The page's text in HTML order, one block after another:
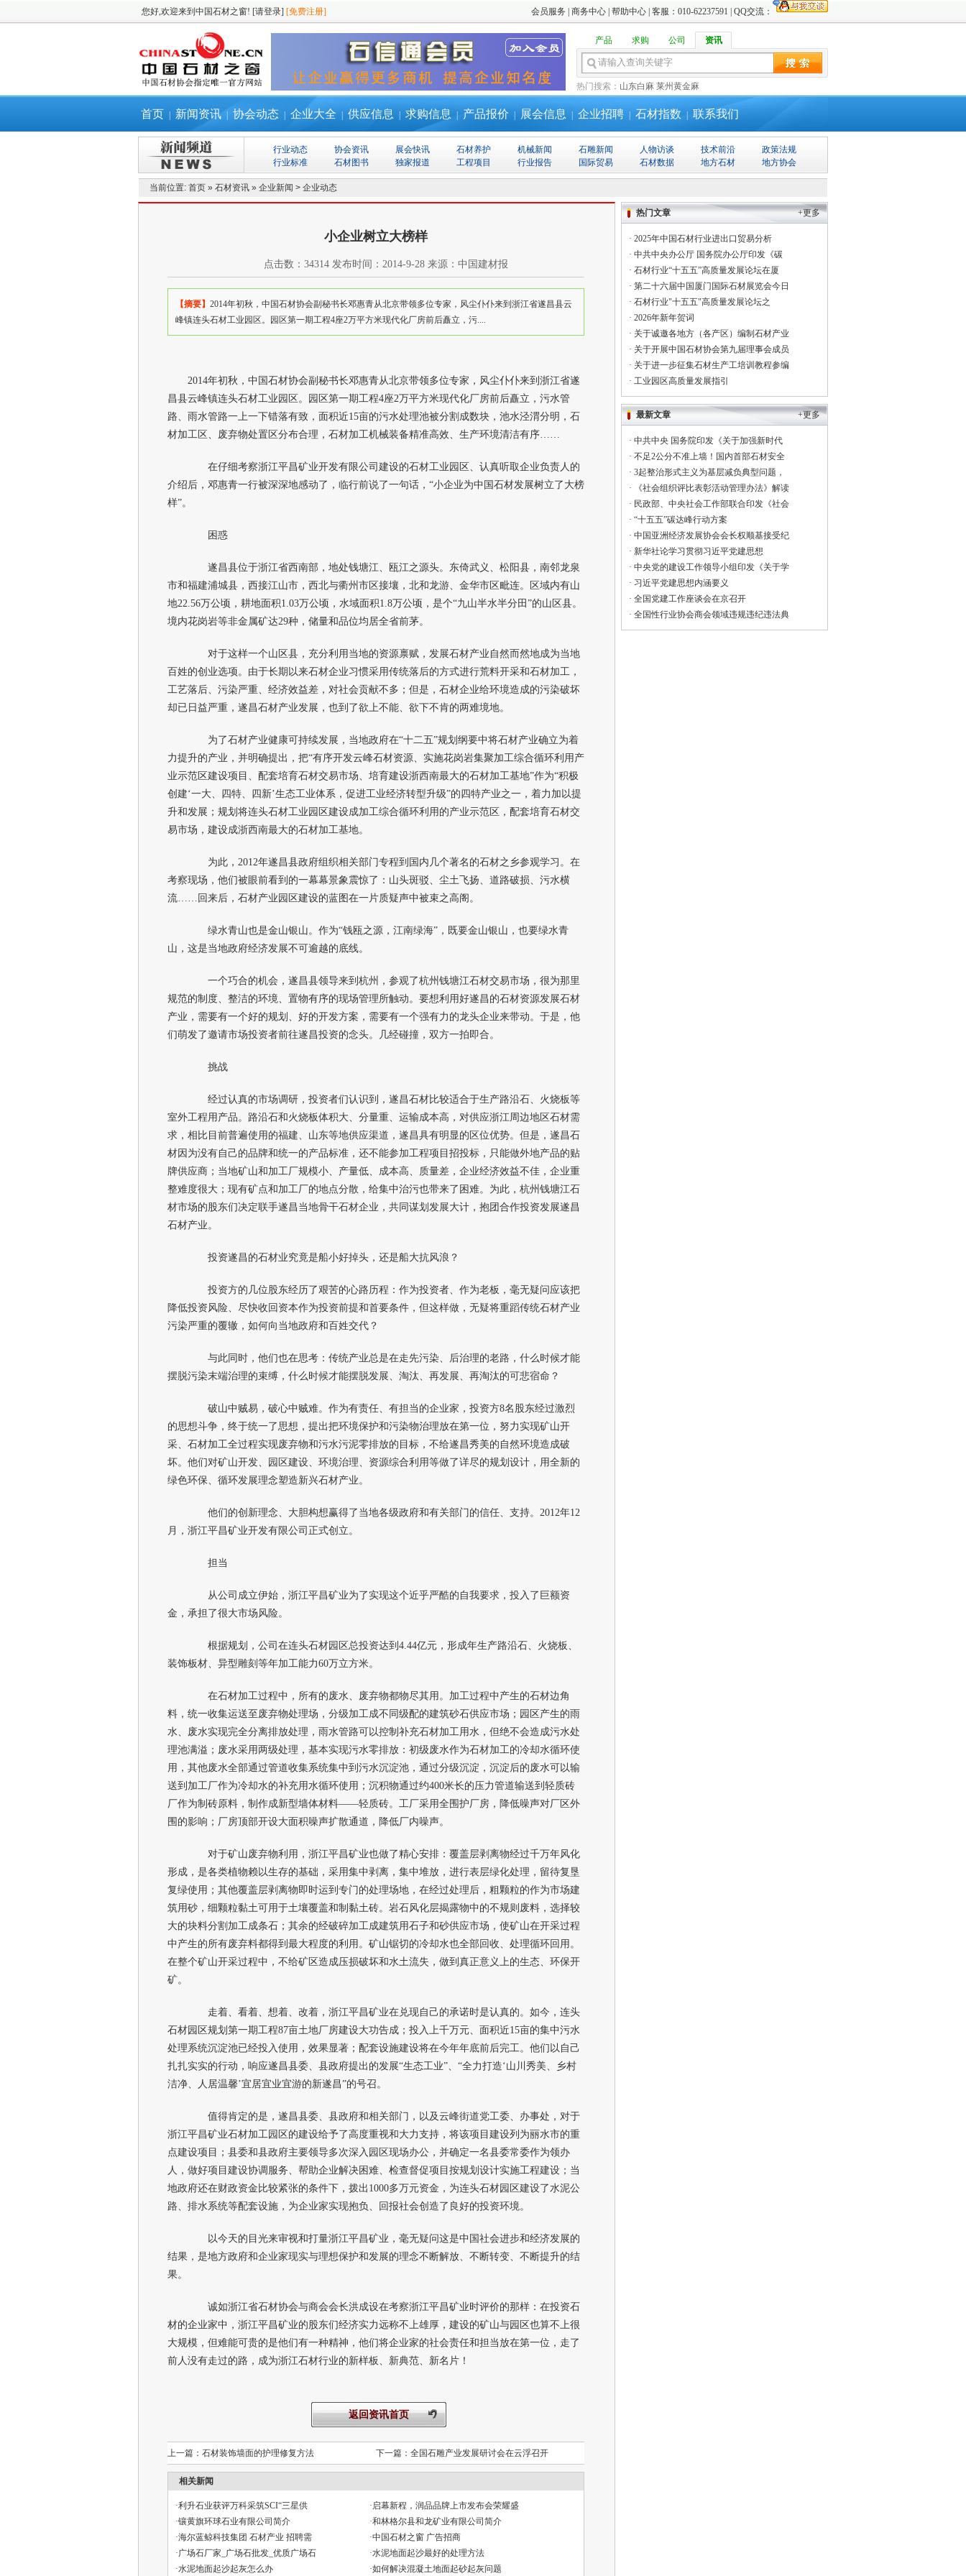
您好,欢迎来到中国石材之窗! [请登录] [免费注册] 会员服务 商务中心 帮助中心 | 客服：010-62237591 | QQ交流：
产品 求购 公司 资讯
热门搜索： 山东白麻 莱州黄金麻
首页 新闻资讯 协会动态 企业大全 供应信息 求购信息 产品报价 展会信息 企业招聘 石材指数 联系我们
行业动态 协会资讯 展会快讯 石材养护 机械新闻 石雕新闻 人物访谈 技术前沿
政策法规
行业标准
石材图书 独家报道 工程项目 行业报告 国际贸易 石材数据 地方石材 地方协会
当前位置: 首页 » 石材资讯 » 企业新闻 > 企业动态
小企业树立大榜样
点击数： 34314 发布时间： 2014-9-28 来源： 中国建材报
【摘要】 2014年初秋，中国石材协会副秘书长邓惠青从北京带领多位专家，风尘仆仆来到浙江省遂昌县云
峰镇连头石材工业园区。园区第一期工程4座2万平方米现代化厂房前后矗立，污....
2014年初秋， 中国石材协会副秘书长邓惠青从北京带领多位专家，风尘仆仆来到浙江省遂
昌县云峰镇连头石材工业园区。园区第一期工程4座2万平方米现代化厂房前后矗立，污水管
路、雨水管路一上一下错落有致，面积近15亩的污水处理池被分割成数块，池水泾渭分明，石
材加工区、废弃物处置区分布合理，石材加工机械装备精准高效、生产环境清洁有序……
在仔细考察浙江平昌矿业开发有限公司建设的石材工业园区、认真听取企业负责人的
介绍后，邓惠青一行被深深地感动了，临行前说了一句话，“小企业为中国石材发展树立了大榜
样”。
困惑
遂昌县位于浙江省西南部，地处钱塘江、瓯江之源头。东倚武义、松阳县，南邻龙泉
市和福建浦城县，西接江山市，西北与衢州市区接壤，北和龙游、金华市区毗连。区域内有山
地22.56万公顷，耕地面积1.03万公顷，水域面积1.8万公顷，是个“九山半水半分田”的山区县。
境内花岗岩等非金属矿达29种，储量和品位均居全省前茅。
对于这样一个山区县，充分利用当地的资源禀赋，发展石材产业自然而然地成为当地
百姓的创业选项。由于长期以来石材企业习惯采用传统落后的方式进行荒料开采和石材加工，
工艺落后、污染严重、经济效益差，对社会贡献不多；但是，石材企业给环境造成的污染破坏
却已日益严重，遂昌石材产业发展，也到了欲上不能、欲下不肯的两难境地。
为了石材产业健康可持续发展，当地政府在“十二五”规划纲要中将石材产业确立为着
力提升的产业，并明确提出，把“有序开发云峰石材资源、实施花岗岩集聚加工综合循环利用产
业示范区建设项目、配套培育石材交易市场、培育建设浙西南最大的石材加工基地”作为“积极
创建‘一大、四特、四新’生态工业体系，促进工业经济转型升级”的四特产业之一，着力加以提
升和发展；规划将连头石材工业园区建设成加工综合循环利用的产业示范区，配套培育石材交
易市场，建设成浙西南最大的石材加工基地。
为此，2012年遂昌县政府组织相关部门专程到国内几个著名的石材之乡参观学习。在
考察现场，他们被眼前看到的一幕幕景象震惊了：山头斑驳、尘土飞扬、道路破损、污水横
流……回来后，石材产业园区建设的蓝图在一片质疑声中被束之高阁。
绿水青山也是金山银山。作为“钱瓯之源，江南绿海”，既要金山银山，也要绿水青
山，这是当地政府经济发展不可逾越的底线。
一个巧合的机会，遂昌县领导来到杭州，参观了杭州钱塘江石材交易市场，很为那里
规范的制度、整洁的环境、置物有序的现场管理所触动。要想利用好遂昌的石材资源发展石材
产业，需要有一个好的规划、好的开发方案，需要有一个强有力的龙头企业来带动。于是，他
们萌发了邀请市场投资者前往遂昌投资的念头。几经碰撞，双方一拍即合。
挑战
经过认真的市场调研，投资者们认识到，遂昌石材比较适合于生产路沿石、火烧板等
室外工程用产品。路沿石和火烧板体积大、分量重、运输成本高，对供应浙江周边地区石材需
求，相比目前普遍使用的福建、山东等地供应渠道，遂昌具有明显的区位优势。但是，遂昌石
材因为没有自己的品牌和统一的产品标准，还不能参加工程项目招投标，只能做外地产品的贴
牌供应商；当地矿山和加工厂规模小、产量低、成本高、质量差，企业经济效益不佳，企业重
整难度很大；现有矿点和加工厂的地点分散，给集中治污也带来了困难。为此，杭州钱塘江石
材市场的股东们决定联手遂昌当地骨干石材企业，共同谋划发展大计，抱团合作投资发展遂昌
石材产业。
投资遂昌的石材业究竟是船小好掉头，还是船大抗风浪？
投资方的几位股东经历了艰苦的心路历程：作为投资者、作为老板，毫无疑问应该把
降低投资风险、尽快收回资本作为投资前提和首要条件，但这样做，无疑将重蹈传统石材产业
污染严重的覆辙，如何向当地政府和百姓交代？
与此同时，他们也在思考：传统产业总是在走先污染、后治理的老路，什么时候才能
摆脱污染末端治理的束缚，什么时候才能摆脱发展、淘汰、再发展、再淘汰的可悲宿命？
破山中贼易，破心中贼难。作为有责任、有担当的企业家，投资方8名股东经过激烈
的思想斗争，终于统一了思想，提出把环境保护和污染物治理放在第一位，努力实现矿山开
采、石材加工全过程实现废弃物和污水污泥零排放的目标，不给遂昌秀美的自然环境造成破
坏。他们对矿山开发、园区建设、环境治理、资源综合利用等做了详尽的规划设计，用全新的
绿色环保、循环发展理念塑造新兴石材产业。
他们的创新理念、大胆构想赢得了当地各级政府和有关部门的信任、支持。2012年12
月，浙江平昌矿业开发有限公司正式创立。
担当
从公司成立伊始，浙江平昌矿业为了实现这个近乎严酷的自我要求，投入了巨额资
金，承担了很大市场风险。
根据规划，公司在连头石材园区总投资达到4.44亿元，形成年生产路沿石、火烧板、
装饰板材、异型雕刻等年加工能力60万立方米。
在石材加工过程中，所有的废水、废弃物都物尽其用。加工过程中产生的石材边角
料，统一收集运送至废弃物处理场，分级加工成不同级配的建筑砂石供应市场；园区产生的雨
水、废水实现完全分离排放处理，雨水管路可以控制补充石材加工用水，但绝不会造成污水处
理池满溢；废水采用两级处理，基本实现污水零排放：初级废水作为石材加工的冷却水循环使
用，其他废水全部通过管道收集系统集中到污水沉淀池，通过分级沉淀，沉淀后的废水可以输
送到加工厂作为冷却水的补充用水循环使用；沉积物通过约400米长的压力管道输送到轻质砖
厂作为制砖原料，制作成新型墙体材料——轻质砖。工厂采用全围护厂房，降低噪声对厂区外
围的影响；厂房顶部开设大面积噪声扩散通道，降低厂内噪声。
对于矿山废弃物利用，浙江平昌矿业也做了精心安排：覆盖层剥离物经过千万年风化
形成，是各类植物赖以生存的基础，采用集中剥离，集中堆放，进行表层绿化处理，留待复垦
复绿使用；其他覆盖层剥离物即时运到专门的处理场地，在经过处理后，粗颗粒的作为市场建
筑用砂，细颗粒黏土可用于土壤覆盖和制黏土砖。岩石风化层揭露物中的不规则废料，选择较
大的块料分割加工成条石；其余的经破碎加工成建筑用石子和砂供应市场，使矿山在开采过程
中产生的所有废弃料都得到最大程度的利用。矿山锯切的冷却水也全部回收、处理循环回用。
在整个矿山开采过程中，不给矿区造成压损破坏和水土流失，做到真正意义上的生态、环保开
矿。
走着、看着、想着、改着，浙江平昌矿业在兑现自己的承诺时是认真的。如今，连头
石材园区规划第一期工程87亩土地厂房建设大功告成；投入上千万元、面积近15亩的集中污水
处理系统沉淀池已经投入使用，效果显著；配套设施建设将在今年年底前后完工。他们以自己
扎扎实实的行动，响应遂昌县委、县政府提出的发展“生态工业”、“全力打造‘山川秀美、乡村
洁净、人居温馨’宜居宜业宜游的新遂昌”的号召。
值得肯定的是，遂昌县委、县政府和相关部门，以及云峰街道党工委、办事处，对于
浙江平昌矿业石材加工园区的建设给予了高度重视和大力支持，将该项目建设列为丽水市的重
点建设项目；县委和县政府主要领导多次深入园区现场办公，并确定一名县委常委作为领办
人，做好项目建设协调服务、帮助企业解决困难、检查督促项目按规划设计实施工程建设；当
地政府还在财政资金比较紧张的条件下，拨出1000多万元资金，为连头石材园区建设了水泥公
路、排水系统等配套设施，为企业家实现抱负、回报社会创造了良好的投资环境。
以今天的目光来审视和打量浙江平昌矿业，毫无疑问这是中国社会进步和经济发展的
结果，是地方政府和企业家现实与理想保护和发展的理念不断解放、不断转变、不断提升的结
果。
诚如浙江省石材协会与商会会长洪成设在考察浙江平昌矿业时评价的那样：在投资石
材的企业家中，浙江平昌矿业的股东们经济实力远称不上雄厚，建设的矿山与园区也算不上很
大规模，但难能可贵的是他们有一种精神，他们将企业家的社会责任和担当放在第一位，走了
前人没有走过的路，成为浙江石材行业的新样板、新典范、新名片！
返回资讯首页
上一篇： 石材装饰墙面的护理修复方法 下一篇： 全国石雕产业发展研讨会在云浮召开
相关新闻
·利升石业获评万科采筑SCI“三星供 ·启幕新程，润品品牌上市发布会荣耀盛
·镶黄旗环球石业有限公司简介 ·和林格尔县和龙矿业有限公司简介
·海尔蓝鲸科技集团 石材产业 招聘需 ·中国石材之窗 广告招商
·广场石厂家_广场石批发_优质广场石 ·水泥地面起沙最好的处理方法
·水泥地面起沙起灰怎么办 ·如何解决混凝土地面起砂起灰问题
+更多
热门文章
· 2025年中国石材行业进出口贸易分析
· 中共中央办公厅 国务院办公厅印发《碳
· 石材行业“十五五”高质量发展论坛在厦
· 第二十六届中国厦门国际石材展览会今日
· 石材行业"十五五"高质量发展论坛之
· 2026年新年贺词
· 关于诚邀各地方（各产区）编制石材产业
· 关于开展中国石材协会第九届理事会成员
· 关于进一步征集石材生产工培训教程参编
· 工业园区高质量发展指引
+更多
最新文章
· 中共中央 国务院印发《关于加强新时代
· 不足2公分不准上墙！国内首部石材安全
· 3起整治形式主义为基层减负典型问题，
·
《社会组织评比表彰活动管理办法》解读
· 民政部、中央社会工作部联合印发《社会
· “十五五”碳达峰行动方案
· 中国亚洲经济发展协会会长权顺基接受纪
· 新华社论学习贯彻习近平党建思想
· 中央党的建设工作领导小组印发《关于学
· 习近平党建思想内涵要义
· 全国党建工作座谈会在京召开
· 全国性行业协会商会领域违规违纪违法典